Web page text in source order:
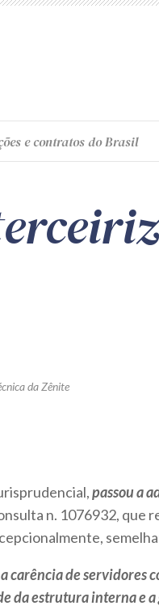
e contratos do Brasil
da Zênite
passou a
n. 1076932, que
carência de servidores
da estrutura interna e a